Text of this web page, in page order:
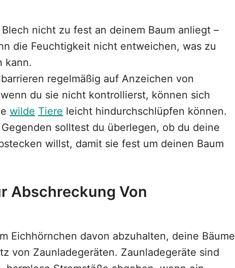
nicht zu fest an deinem Baum anliegt –
die Feuchtigkeit nicht entweichen, was zu
kann.
regelmäßig auf Anzeichen von
du sie nicht kontrollierst, können sich
wilde Tiere leicht hindurchschlüpfen können.
solltest du überlegen, ob du deine
willst, damit sie fest um deinen Baum
Abschreckung Von
Eichhörnchen davon abzuhalten, deine Bäume
von Zaunladegeräten. Zaunladegeräte sind